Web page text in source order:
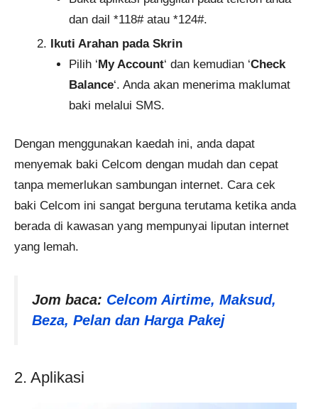
dan dail *118# atau *124#.
Ikuti Arahan pada Skrin
Pilih ‘My Account‘ dan kemudian ‘Check
Balance‘. Anda akan menerima maklumat
baki melalui SMS.
Dengan menggunakan kaedah ini, anda dapat
menyemak baki Celcom dengan mudah dan cepat
tanpa memerlukan sambungan internet. Cara cek
baki Celcom ini sangat berguna terutama ketika anda
berada di kawasan yang mempunyai liputan internet
yang lemah.
Jom baca: Celcom Airtime, Maksud,
Beza, Pelan dan Harga Pakej
2. Aplikasi